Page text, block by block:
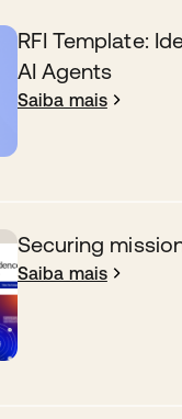
RFI Template:
AI Agents
Saiba mais
Securing
Saiba mais